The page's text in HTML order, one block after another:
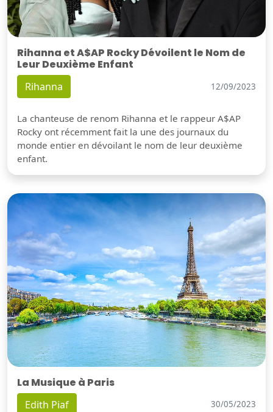
Rihanna et A$AP Rocky Dévoilent le Nom de
Leur Deuxième Enfant
Rihanna 12/09/2023
La chanteuse de renom Rihanna et le rappeur A$AP
Rocky ont récemment fait la une des journaux du
monde entier en dévoilant le nom de leur deuxième
enfant.
La Musique à Paris
Edith Piaf 30/05/2023